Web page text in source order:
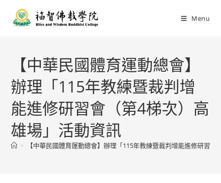
Menu
【中華民國體育運動總會】
辦理「115年教練暨裁判增
能進修研習會（第4梯次）高
雄場」活動資訊
> 【中華民國體育運動總會】辦理「115年教練暨裁判增能進修研習